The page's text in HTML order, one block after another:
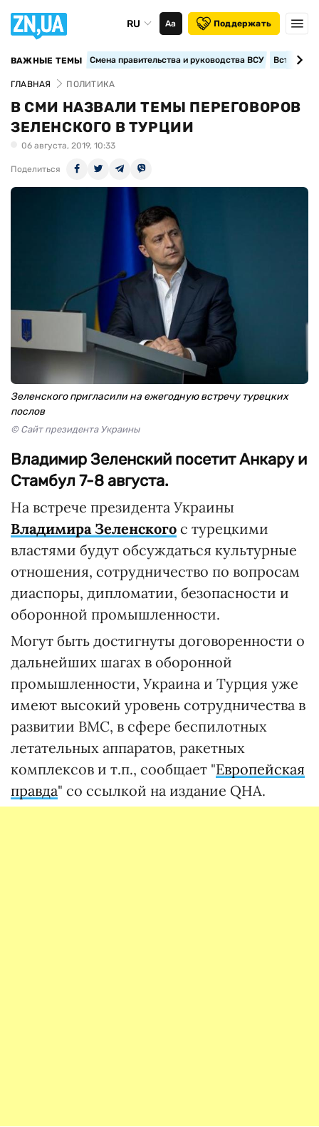
RU Аа Поддержать
ВАЖНЫЕ ТЕМЫ Смена правительства и руководства ВСУ
ГЛАВНАЯ ПОЛИТИКА
В СМИ НАЗВАЛИ ТЕМЫ ПЕРЕГОВОРОВ
ЗЕЛЕНСКОГО В ТУРЦИИ
06 августа, 2019, 10:33
Поделиться
Зеленского пригласили на ежегодную встречу турецких
послов
© Сайт президента Украины
Владимир Зеленский посетит Анкару и
Стамбул 7-8 августа.
На встрече президента Украины
Владимира Зеленского с турецкими
властями будут обсуждаться культурные
отношения, сотрудничество по вопросам
диаспоры, дипломатии, безопасности и
оборонной промышленности.
Могут быть достигнуты договоренности о
дальнейших шагах в оборонной
промышленности, Украина и Турция уже
имеют высокий уровень сотрудничества в
развитии ВМС, в сфере беспилотных
летательных аппаратов, ракетных
комплексов и т.п., сообщает "Европейская
правда" со ссылкой на издание QHA.